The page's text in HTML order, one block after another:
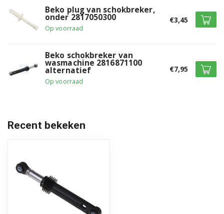
HTV8633XS0 7161541600
HTV8716XWST 7178588000
HTV8733XS0 7161541200
HTV8734XS0 7161544000
HTV8736XSHT1 7162545700
HTV8744X00 7162542500
HTV8744X001 7161548900
Beko plug van schokbreker,
onder 2817050300
Op voorraad
€3,45
Beko schokbreker van
wasmachine 2816871100
alternatief
Op voorraad
€7,95
Recent bekeken